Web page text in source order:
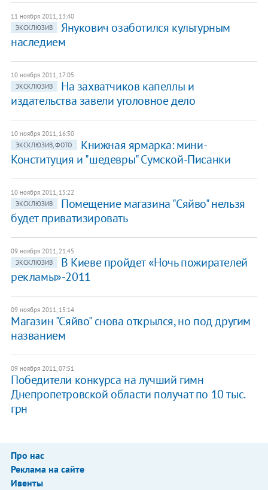
11 ноября 2011, 13:40
ЭКСКЛЮЗИВ
Янукович озаботился культурным
наследием
10 ноября 2011, 17:05
ЭКСКЛЮЗИВ
На захватчиков капеллы и
издательства завели уголовное дело
10 ноября 2011, 16:50
ЭКСКЛЮЗИВ, ФОТО
Книжная ярмарка: мини-
Конституция и "шедевры" Сумской-Писанки
10 ноября 2011, 15:22
ЭКСКЛЮЗИВ
​Помещение магазина "Сяйво" нельзя
будет приватизировать
09 ноября 2011, 21:45
ЭКСКЛЮЗИВ
В Киеве пройдет «Ночь пожирателей
рекламы»-2011
09 ноября 2011, 15:14
Магазин "Сяйво" снова открылся, но под другим
названием
09 ноября 2011, 07:51
Победители конкурса на лучший гимн
Днепропетровской области получат по 10 тыс.
грн
Про нас
Реклама на сайте
Ивенты